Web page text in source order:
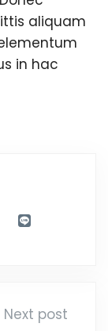
aliquam
in hac
Next post